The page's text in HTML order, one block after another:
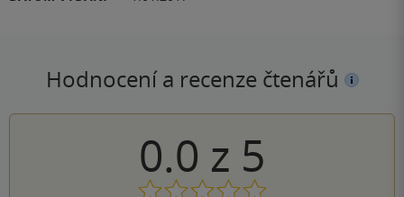
Hodnocení a recenze čtenářů
0.0 z 5